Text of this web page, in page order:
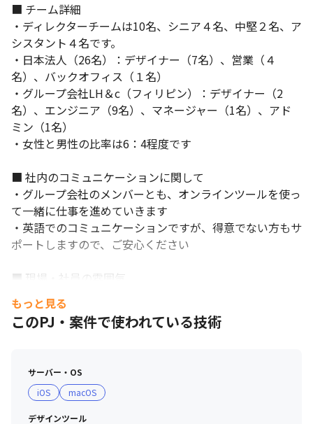
経営層との距離が近いです。
■ チーム詳細
・ディレクターチームは10名、シニア４名、中堅２名、ア
シスタント４名です。
・日本法人（26名）：デザイナー（7名）、営業（４
名）、バックオフィス（１名）
・グループ会社LH＆c（フィリピン）：デザイナー（2
名）、エンジニア（9名）、マネージャー（1名）、アド
ミン（1名）
・女性と男性の比率は6：4程度です
■ 社内のコミュニケーションに関して
・グループ会社のメンバーとも、オンラインツールを使っ
て一緒に仕事を進めていきます
・英語でのコミュニケーションですが、得意でない方もサ
ポートしますので、ご安心ください
■ 現場・社員の雰囲気
・経営陣から社員まで、穏やかな人が多く、フラットな空
気感です
・日常や業務内での改善案は、年齢や職種、職歴に関わら
を大切にしており、その価値観に共感して入社を決めた社
員が多いです
もっと見る
このPJ・案件で使われている技術
サーバー・OS
iOS
macOS
デザインツール